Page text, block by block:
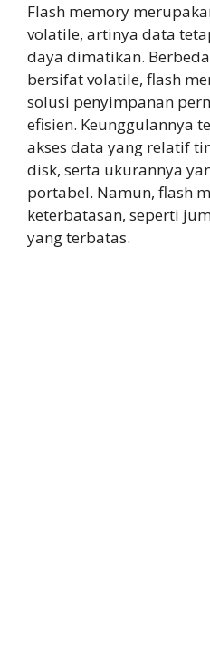
Flash memory
volatile, artinya data
daya dimatikan.
bersifat volatile, flash
solusi penyimpanan
efisien. Keunggulannya
akses data yang relatif
disk, serta ukurannya
portabel. Namun, flash
keterbatasan, seperti
yang terbatas.